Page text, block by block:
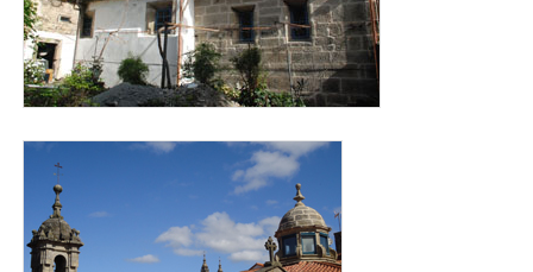
cubierta_salome.jpg